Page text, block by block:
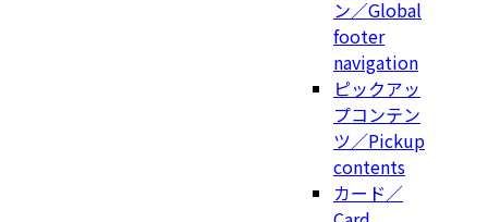
ン／Global
footer
navigation
ピックアッ
プコンテン
ツ／Pickup
contents
カード／